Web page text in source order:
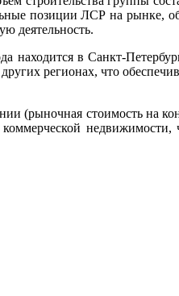
позиции ЛСР на рынке,
деятельность.
находится в Санкт-
регионах, что
(рыночная стоимость на
недвижимости,